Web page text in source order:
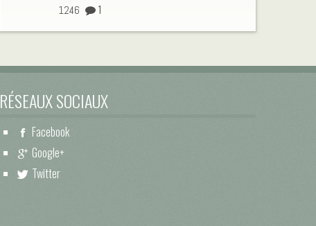
1246 1
RÉSEAUX SOCIAUX
Facebook
Google+
Twitter